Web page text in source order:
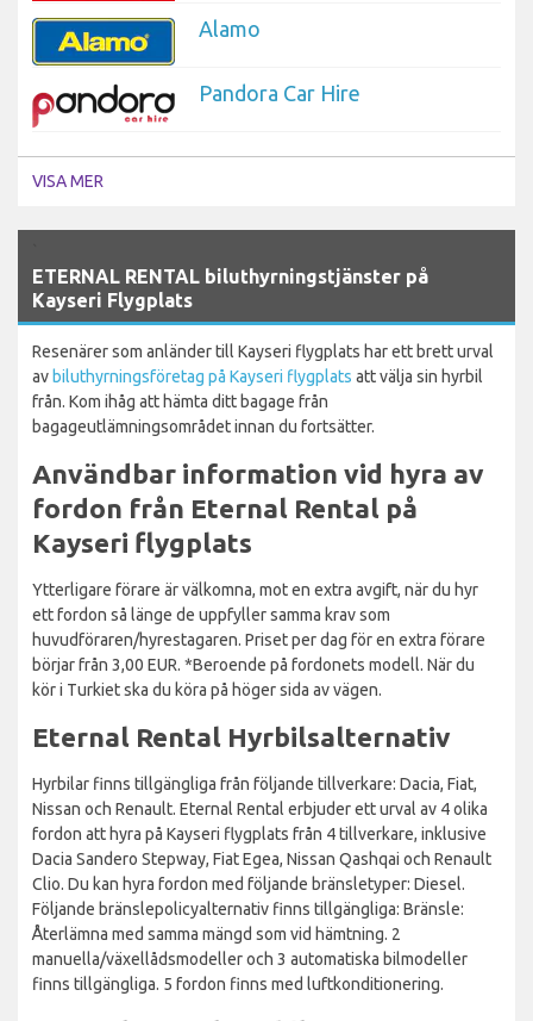
Alamo
Pandora Car Hire
VISA MER
ETERNAL RENTAL biluthyrningstjänster på
Kayseri Flygplats
Resenärer som anländer till Kayseri flygplats har ett brett urval
avbiluthyrningsföretag på Kayseri flygplats att välja sin hyrbil
från. Kom ihåg att hämta ditt bagage från
bagageutlämningsområdet innan du fortsätter.
Användbar information vid hyra av
fordon från Eternal Rental på
Kayseri flygplats
Ytterligare förare är välkomna, mot en extra avgift, när du hyr
ett fordon så länge de uppfyller samma krav som
huvudföraren/hyrestagaren. Priset per dag för en extra förare
börjar från 3,00 EUR. *Beroende på fordonets modell. När du
kör i Turkiet ska du köra på höger sida av vägen.
Eternal Rental Hyrbilsalternativ
Hyrbilar finns tillgängliga från följande tillverkare: Dacia, Fiat,
Nissan och Renault. Eternal Rental erbjuder ett urval av 4 olika
fordon att hyra på Kayseri flygplats från 4 tillverkare, inklusive
Dacia Sandero Stepway, Fiat Egea, Nissan Qashqai och Renault
Clio. Du kan hyra fordon med följande bränsletyper: Diesel.
Följande bränslepolicyalternativ finns tillgängliga: Bränsle:
Återlämna med samma mängd som vid hämtning. 2
manuella/växellådsmodeller och 3 automatiska bilmodeller
finns tillgängliga. 5 fordon finns med luftkonditionering.